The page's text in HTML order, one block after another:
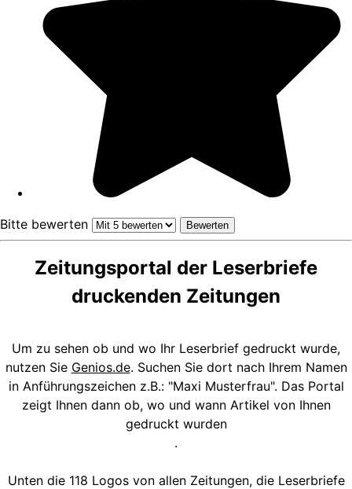
Bitte bewerten
Zeitungsportal der Leserbriefe
druckenden Zeitungen
Um zu sehen ob und wo Ihr Leserbrief gedruckt wurde,
nutzen Sie Genios.de. Suchen Sie dort nach Ihrem Namen
in Anführungszeichen z.B.: "Maxi Musterfrau". Das Portal
zeigt Ihnen dann ob, wo und wann Artikel von Ihnen
gedruckt wurden
.
Unten die 118 Logos von allen Zeitungen, die Leserbriefe